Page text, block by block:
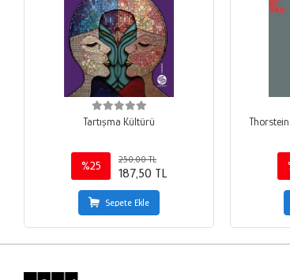
Tartışma Kültürü
%25
250,00 TL
187,50 TL
Sepete Ekle
Thorstein